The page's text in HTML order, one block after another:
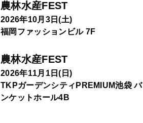
農林水産FEST
2026年10月3日(土)
福岡ファッションビル 7F
農林水産FEST
2026年11月1日(日)
TKPガーデンシティPREMIUM池袋 バ
ンケットホール4B